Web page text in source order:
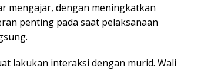
mengajar, dengan meningkatkan
penting pada saat pelaksanaan
lakukan interaksi dengan murid. Wali